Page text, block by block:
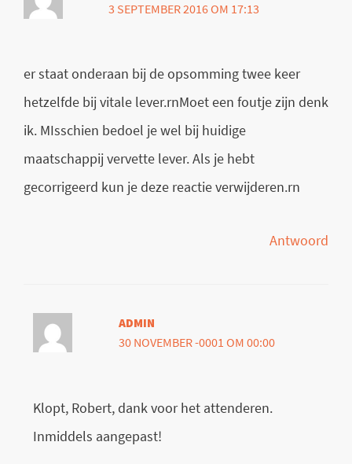
3 SEPTEMBER 2016 OM 17:13
er staat onderaan bij de opsomming twee keer
hetzelfde bij vitale lever.rnMoet een foutje zijn denk
ik. MIsschien bedoel je wel bij huidige
maatschappij vervette lever. Als je hebt
gecorrigeerd kun je deze reactie verwijderen.rn
Antwoord
ADMIN
30 NOVEMBER -0001 OM 00:00
Klopt, Robert, dank voor het attenderen.
Inmiddels aangepast!